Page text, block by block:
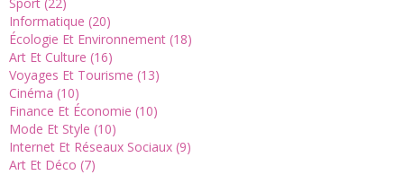
Informatique (20)
Écologie Et Environnement (18)
Art Et Culture (16)
Voyages Et Tourisme (13)
Cinéma (10)
Finance Et Économie (10)
Mode Et Style (10)
Internet Et Réseaux Sociaux (9)
Art Et Déco (7)